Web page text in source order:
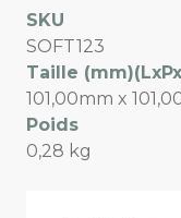
SKU
SOFT123
Taille
101,00mm x
Poids
0,28 kg